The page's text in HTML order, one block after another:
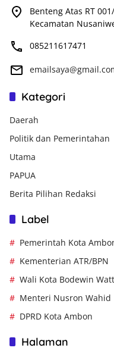
Benteng Atas RT
Kecamatan
085211617471
Kategori
Daerah
Politik dan Pemerintahan
Utama
PAPUA
Berita Pilihan Redaksi
Label
Pemerintah Kota
Kementerian ATR/BPN
Wali Kota Bodewin
Menteri Nusron Wahid
DPRD Kota Ambon
Halaman